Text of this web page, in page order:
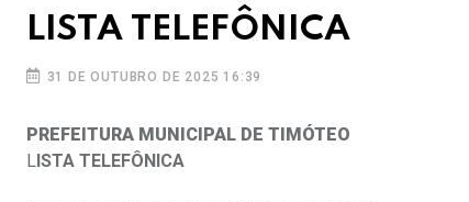
LISTA TELEFÔNICA
31 DE OUTUBRO DE 2025 16:39
PREFEITURA MUNICIPAL DE TIMÓTEO
LISTA TELEFÔNICA